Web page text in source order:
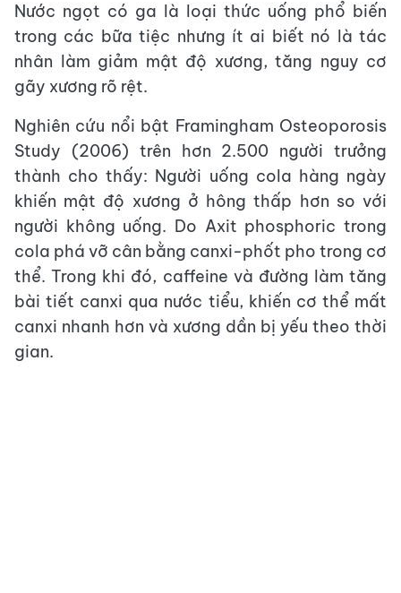
Nước ngọt có ga là loại thức uống phổ biến
trong các bữa tiệc nhưng ít ai biết nó là tác
nhân làm giảm mật độ xương, tăng nguy cơ
gãy xương rõ rệt.
Nghiên cứu nổi bật Framingham Osteoporosis
Study (2006) trên hơn 2.500 người trưởng
thành cho thấy: Người uống cola hàng ngày
khiến mật độ xương ở hông thấp hơn so với
người không uống. Do Axit phosphoric trong
cola phá vỡ cân bằng canxi-phốt pho trong cơ
thể. Trong khi đó, caffeine và đường làm tăng
bài tiết canxi qua nước tiểu, khiến cơ thể mất
canxi nhanh hơn và xương dần bị yếu theo thời
gian.